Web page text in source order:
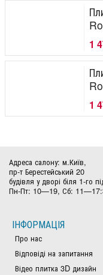
1
1
Адреса салону: м.Київ,
пр-т Берестейський 20
будівля у дворі біля 1-го
Пн-Пт: 10—19, Сб:
ІНФОРМАЦІЯ
Про нас
Відповіді на запитання
Відео плитка 3D дизайн